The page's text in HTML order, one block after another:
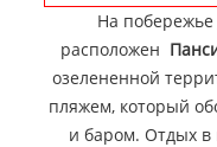
На побережье
расположен
озелененной
пляжем, который
и баром. Отдых в